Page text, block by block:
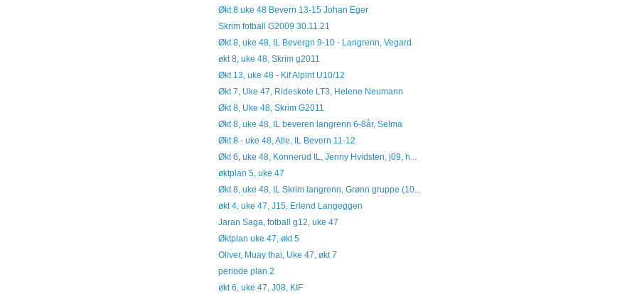
Økt 8 uke 48 Bevern 13-15 Johan Eger
Skrim fotball G2009 30.11.21
Økt 8, uke 48, IL Bevergn 9-10 - Langrenn, Vegard
økt 8, uke 48, Skrim g2011
Økt 13, uke 48 - Kif Alpint U10/12
Økt 7, Uke 47, Rideskole LT3, Helene Neumann
Økt 8, Uke 48, Skrim G2011
Økt 8, uke 48, IL beveren langrenn 6-8år, Selma
Økt 8 - uke 48, Atle, IL Bevern 11-12
Økt 6, uke 48, Konnerud IL, Jenny Hvidsten, j09, h...
øktplan 5, uke 47
Økt 8, uke 48, IL Skrim langrenn, Grønn gruppe (10...
økt 4, uke 47, J15, Erlend Langeggen
Jaran Saga, fotball g12, uke 47
Øktplan uke 47, økt 5
Oliver, Muay thai, Uke 47, økt 7
periode plan 2
økt 6, uke 47, J08, KIF